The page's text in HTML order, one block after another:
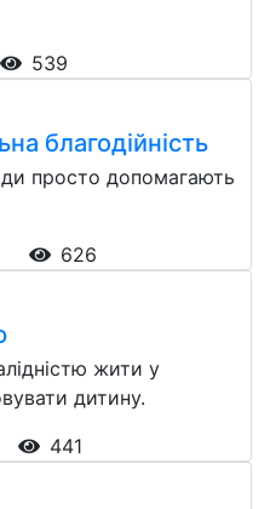
539
благодійність
просто допомагають
626
жити у
дитину.
441